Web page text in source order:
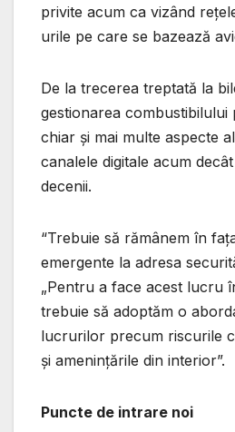
privite acum ca vizând
urile pe care se bazează
De la trecerea treptată la
gestionarea combustibilului
chiar și mai multe aspecte
canalele digitale acum
decenii.
“Trebuie să rămânem în
emergente la adresa
„Pentru a face acest lucru
trebuie să adoptăm o
lucrurilor precum riscurile
și amenințările din interior”.
Puncte de intrare noi